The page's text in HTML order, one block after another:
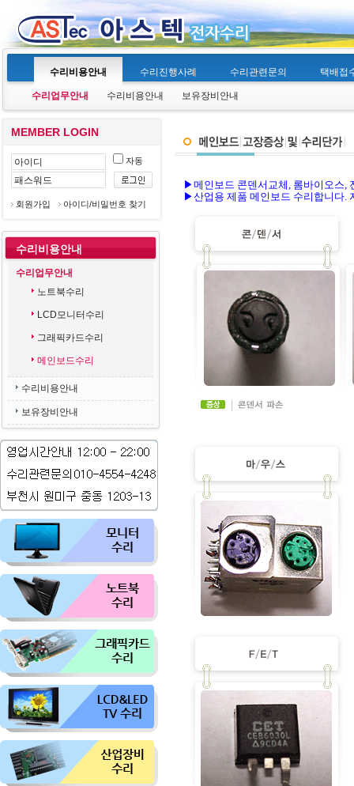
수리비용안내
수리업무안내 수리비용안내 보유장비안내
수리진행사례 수리관련문의 택배접
MEMBER LOGIN
자동
회원가입 아이디/비밀번호 찾기
수리비용안내
수리업무안내
노트북수리
LCD모니터수리
그래픽카드수리
메인보드수리
수리비용안내
보유장비안내
▶메인보드 콘덴서교체, 롬바이오스,
▶산업용 제품 메인보드 수리합니다.